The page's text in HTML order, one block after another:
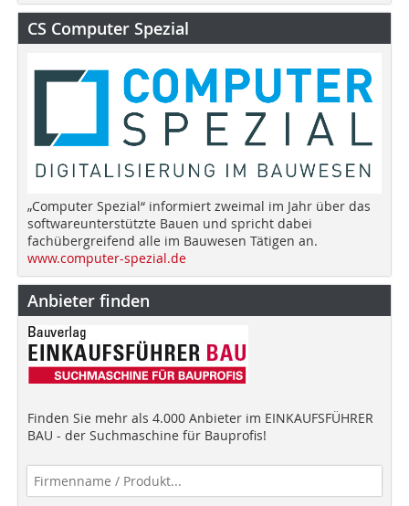
CS Computer Spezial
„Computer Spezial“ informiert zweimal im Jahr über das
softwareunterstützte Bauen und spricht dabei
fachübergreifend alle im Bauwesen Tätigen an.
www.computer-spezial.de
Anbieter finden
Finden Sie mehr als 4.000 Anbieter im EINKAUFSFÜHRER
BAU - der Suchmaschine für Bauprofis!